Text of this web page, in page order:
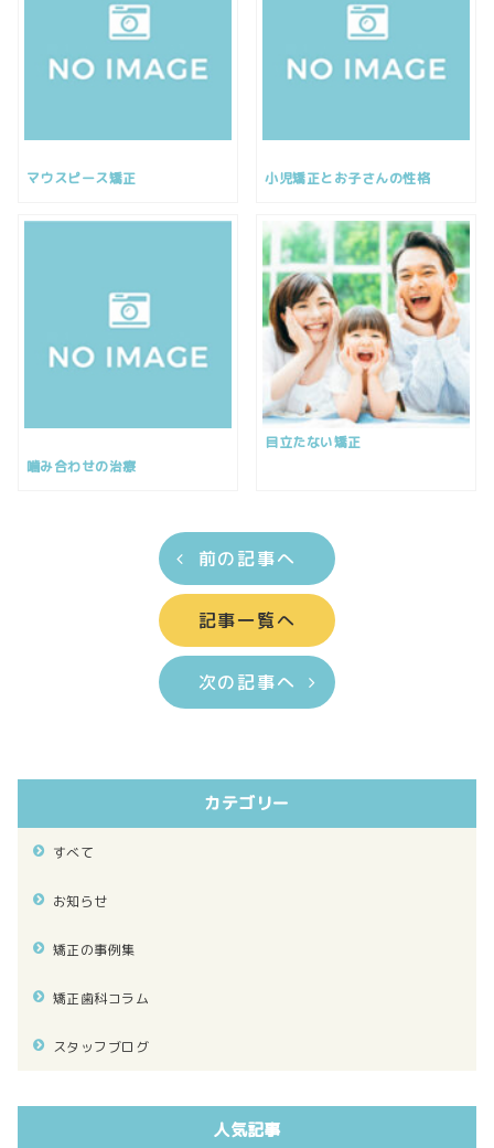
マウスピース矯正 小児矯正とお子さんの性格
噛み合わせの治療
目立たない矯正
前の記事へ
記事一覧へ
次の記事へ
カテゴリー
すべて
お知らせ
矯正の事例集
矯正歯科コラム
スタッフブログ
人気記事